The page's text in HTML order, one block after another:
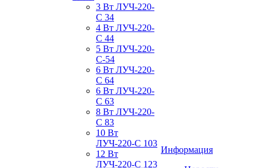
3 Вт ЛУЧ-220-
С 34
4 Вт ЛУЧ-220-
С 44
5 Вт ЛУЧ-220-
С-54
6 Вт ЛУЧ-220-
С 64
6 Вт ЛУЧ-220-
С 63
8 Вт ЛУЧ-220-
С 83
10 Вт
ЛУЧ-220-С 103
12 Вт
ЛУЧ-220-С 123
Информация